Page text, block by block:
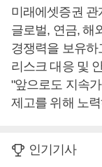
미래에셋증권
글로벌, 연금, 해
경쟁력을 보유하
리스크 대응 및
"앞으로도 지속
제고를 위해 노
인기기사